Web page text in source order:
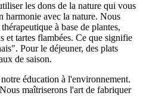
les dons de la nature qui vous
harmonie avec la nature. Nous
à base de plantes,
et tartes flambées. Ce que signifie
Pour le déjeuner, des plats
de saison.
éducation à l'environnement.
maîtriserons l'art de fabriquer